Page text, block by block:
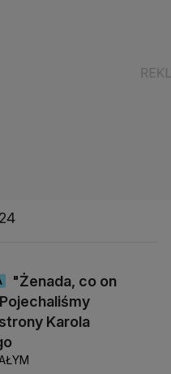
"Żenada, co on
Karola